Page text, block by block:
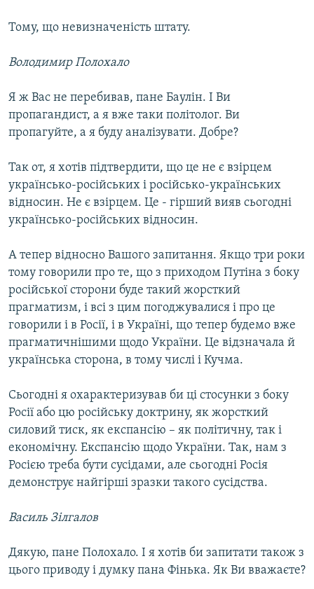
Тому, що невизначеність штату.
Володимир Полохало
Я ж Вас не перебивав, пане Баулін. І Ви
пропагандист, а я вже таки політолог. Ви
пропагуйте, а я буду аналізувати. Добре?
Так от, я хотів підтвердити, що це не є взірцем
українсько-російських і російсько-українських
відносин. Не є взірцем. Це - гірший вияв сьогодні
українсько-російських відносин.
А тепер відносно Вашого запитання. Якщо три роки
тому говорили про те, що з приходом Путіна з боку
російської сторони буде такий жорсткий
прагматизм, і всі з цим погоджувалися і про це
говорили і в Росії, і в Україні, що тепер будемо вже
прагматичнішими щодо України. Це відзначала й
українська сторона, в тому числі і Кучма.
Сьогодні я охарактеризував би ці стосунки з боку
Росії або цю російську доктрину, як жорсткий
силовий тиск, як експансію – як політичну, так і
економічну. Експансію щодо України. Так, нам з
Росією треба бути сусідами, але сьогодні Росія
демонструє найгірші зразки такого сусідства.
Василь Зілгалов
Дякую, пане Полохало. І я хотів би запитати також з
цього приводу і думку пана Фінька. Як Ви вважаєте?